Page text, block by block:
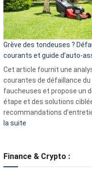
?
5
de
la
Grève des tondeuses ?
courants et guide d’auto-
Cet article fournit une
courantes de défaillance
faucheuses et propose un
étape et des solutions
recommandations
la suite
tondeuses
Finance & Crypto :